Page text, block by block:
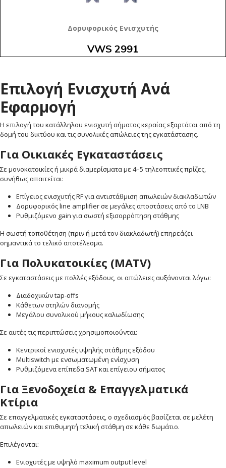
VWS 2991
Δορυφορικός Ενισχυτής
Επιλογή Ενισχυτή Ανά
Εφαρμογή
Η επιλογή του κατάλληλου ενισχυτή σήματος κεραίας εξαρτάται από τη
δομή του δικτύου και τις συνολικές απώλειες της εγκατάστασης.
Για Οικιακές Εγκαταστάσεις
Σε μονοκατοικίες ή μικρά διαμερίσματα με 4–5 τηλεοπτικές πρίζες,
συνήθως απαιτείται:
Επίγειος ενισχυτής RF για αντιστάθμιση απωλειών διακλαδωτών
Δορυφορικός line amplifier σε μεγάλες αποστάσεις από το LNB
Ρυθμιζόμενο gain για σωστή εξισορρόπηση στάθμης
Η σωστή τοποθέτηση (πριν ή μετά τον διακλαδωτή) επηρεάζει
σημαντικά το τελικό αποτέλεσμα.
Για Πολυκατοικίες (MATV)
Σε εγκαταστάσεις με πολλές εξόδους, οι απώλειες αυξάνονται λόγω:
Διαδοχικών tap-offs
Κάθετων στηλών διανομής
Μεγάλου συνολικού μήκους καλωδίωσης
Σε αυτές τις περιπτώσεις χρησιμοποιούνται:
Κεντρικοί ενισχυτές υψηλής στάθμης εξόδου
Multiswitch με ενσωματωμένη ενίσχυση
Ρυθμιζόμενα επίπεδα SAT και επίγειου σήματος
Για Ξενοδοχεία & Επαγγελματικά
Κτίρια
Σε επαγγελματικές εγκαταστάσεις, ο σχεδιασμός βασίζεται σε μελέτη
απωλειών και επιθυμητή τελική στάθμη σε κάθε δωμάτιο.
Επιλέγονται:
Ενισχυτές με υψηλό maximum output level